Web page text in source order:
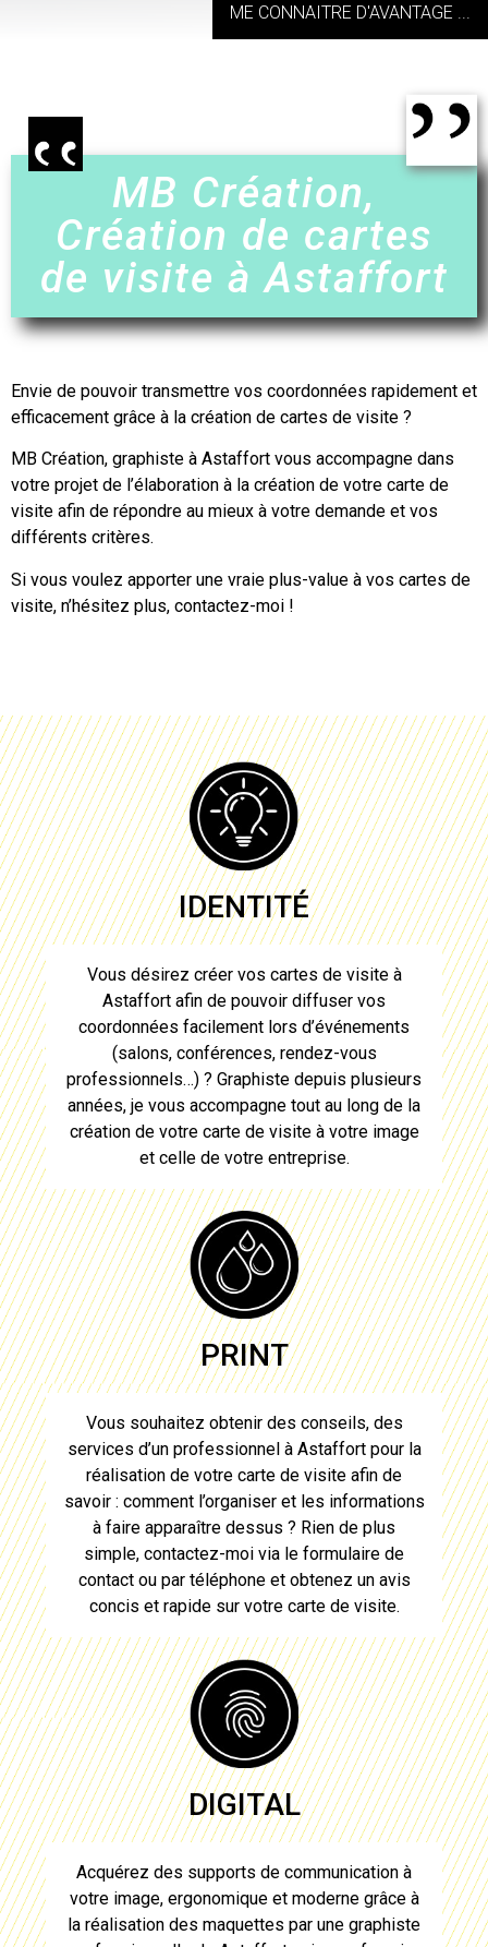
ME CONNAITRE D'AVANTAGE ...
MB Création,
Création de cartes
de visite à Astaffort
Envie de pouvoir transmettre vos coordonnées rapidement et
efficacement grâce à la création de cartes de visite ?
MB Création, graphiste à Astaffort vous accompagne dans
votre projet de l’élaboration à la création de votre carte de
visite afin de répondre au mieux à votre demande et vos
différents critères.
Si vous voulez apporter une vraie plus-value à vos cartes de
visite, n’hésitez plus, contactez-moi !
IDENTITÉ
Vous désirez créer vos cartes de visite à
Astaffort afin de pouvoir diffuser vos
coordonnées facilement lors d’événements
(salons, conférences, rendez-vous
professionnels…) ? Graphiste depuis plusieurs
années, je vous accompagne tout au long de la
création de votre carte de visiteà votre image
et celle de votre entreprise.
PRINT
Vous souhaitez obtenir des conseils, des
services d’un professionnel à Astaffortpourla
réalisation de votre carte de visite afin de
savoir : comment l’organiser et les informations
à faire apparaître dessus ? Rien de plus
simple, contactez-moi via le formulaire de
contact ou par téléphone et obtenez un avis
concis et rapide sur votre carte de visite.
DIGITAL
Acquérez des supports de communication à
votre image, ergonomique et moderne grâce à
la réalisation des maquettes par une graphiste